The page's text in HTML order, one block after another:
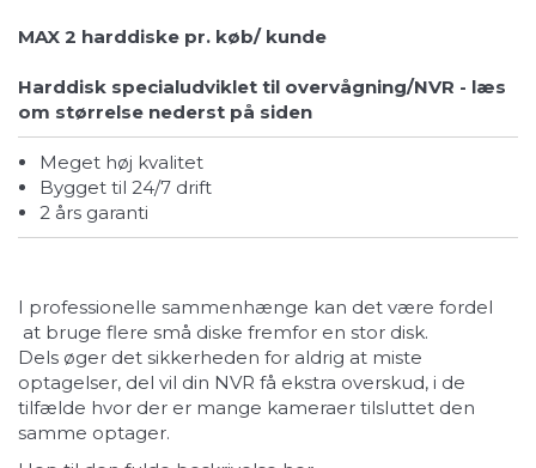
MAX 2 harddiske pr. køb/ kunde
Harddisk specialudviklet til overvågning/NVR - læs
om størrelse nederst på siden
Meget høj kvalitet
Bygget til 24/7 drift
2 års garanti
I professionelle sammenhænge kan det være fordel
at bruge flere små diske fremfor en stor disk.
Dels øger det sikkerheden for aldrig at miste
optagelser, del vil din NVR få ekstra overskud, i de
tilfælde hvor der er mange kameraer tilsluttet den
samme optager.